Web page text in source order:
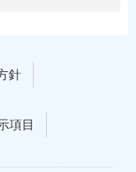
針
項目